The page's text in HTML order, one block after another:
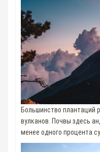
Большинство плантаций
вулканов. Почвы здесь
менее одного процента